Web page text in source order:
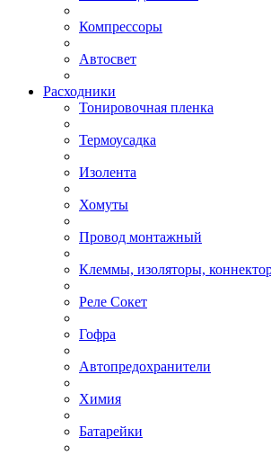
Компрессоры
Автосвет
Расходники
Тонировочная пленка
Термоусадка
Изолента
Хомуты
Провод монтажный
Клеммы, изоляторы,
Реле Сокет
Гофра
Автопредохранители
Химия
Батарейки